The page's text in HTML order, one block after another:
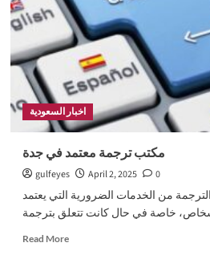
في
2025:
تقييم
شامل
لأبرز
الخيارات
اخبار السعودية
مكتب ترجمة معتمد في جدة
gulfeyes April 2, 2025
0
من الخدمات الضرورية التي يعتمد
Read MoreRead